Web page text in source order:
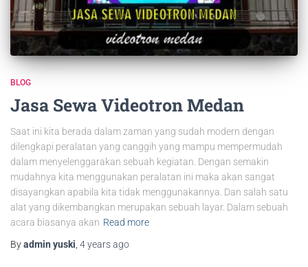
BLOG
Jasa Sewa Videotron Medan
Saat ini kita berada dalam zaman yang sudah modern dengan
dilengkapi peralatan yang canggih yang mampu mempermudah
dalam menyelenggarakan sebuah kegiatan. Dengan semakin
mudahnya kita menggunakan peralatan ini maka akan sangat
disayangkan apabila kita tidak menggunakannya. Dan salah satu
alat yang dikembangkan merupakan sebuah layar. Dalam sebuah
acara biasanya akan Read more
Byadmin yuski, 4 yearsago